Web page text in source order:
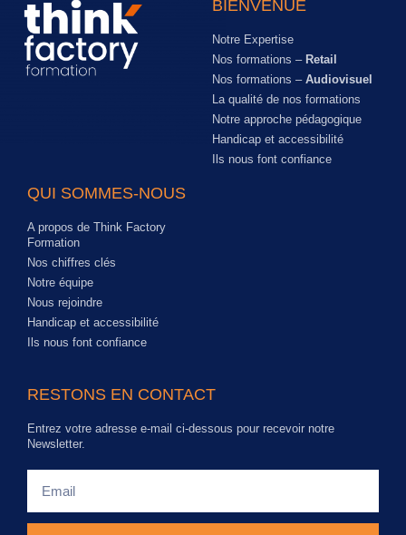
BIENVENUE
Notre Expertise
Nos formations – Retail
Nos formations – Audiovisuel
La qualité de nos formations
Notre approche pédagogique
Handicap et accessibilité
Ils nous font confiance
QUI SOMMES-NOUS
A propos de Think Factory
Formation
Nos chiffres clés
Notre équipe
Nous rejoindre
Handicap et accessibilité
Ils nous font confiance
RESTONS EN CONTACT
Entrez votre adresse e-mail ci-dessous pour recevoir notre
Newsletter.